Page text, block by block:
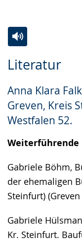
Literatur
Anna Klara
Greven, Kreis
Westfalen 52.
Gabriele Böhm,
der ehemaligen
Steinfurt) (Greven
Gabriele
Kr. Steinfurt.
Leichten
wechseln.
Audio-
Video
Deutscher
Gebärdensprache
wird
angezeigt.